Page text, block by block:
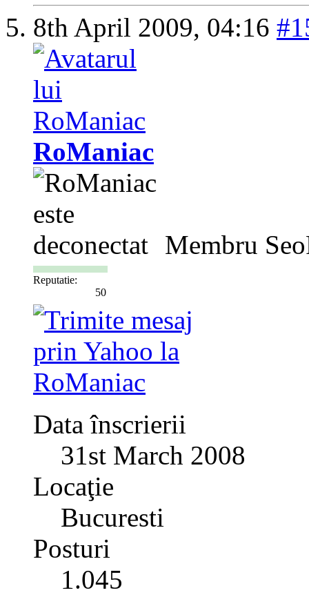
8th April 2009, 04:16
RoManiac
Membru
Reputatie:
50
Data înscrierii
31st March 2008
Locaţie
Bucuresti
Posturi
1.045